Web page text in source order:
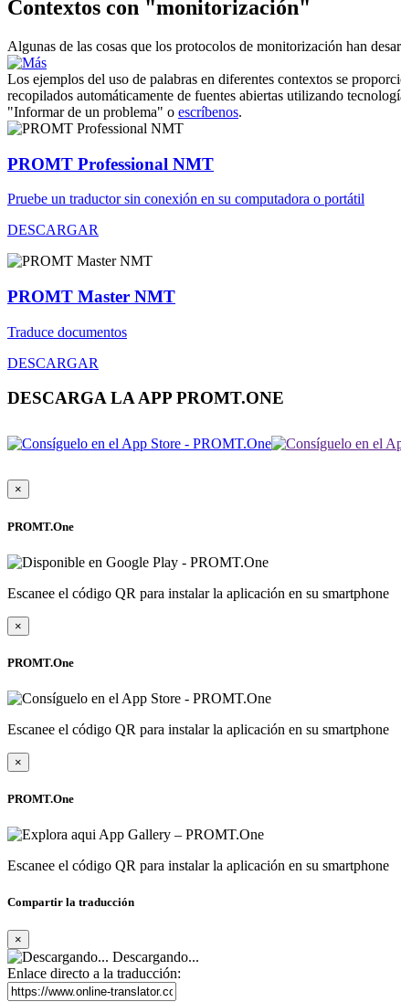
Contextos con "monitorización"
Algunas de las cosas que los protocolos de monitorización han
Los ejemplos del uso de palabras en diferentes contextos se
recopilados automáticamente de fuentes abiertas utilizando
"Informar de un problema" o escríbenos.
PROMT Professional NMT
Pruebe un traductor sin conexión en su computadora o portátil
DESCARGAR
PROMT Master NMT
Traduce documentos
DESCARGAR
DESCARGA LA APP PROMT.ONE
×
PROMT.One
Escanee el código QR para instalar la aplicación en su smartphone
×
PROMT.One
Escanee el código QR para instalar la aplicación en su smartphone
×
PROMT.One
Escanee el código QR para instalar la aplicación en su smartphone
Compartir la traducción
×
Descargando...
Enlace directo a la traducción: